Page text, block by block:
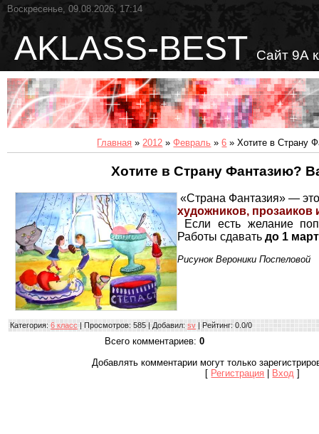
Воскресенье, 09.08.2026, 17:14
AKLASS-BEST Сайт 9А
Главная » 2012 » Февраль » 6 » Хотите в Страну
Хотите в Страну Фантазию?
«Страна Фантазия» —
художников, прозаиков
Если есть желание
Работы сдавать до 1
Рисунок Вероники Поспеловой
Категория: 6 класс | Просмотров: 585 | Добавил: sv | Рейтинг: 0.0/0
Всего комментариев: 0
Добавлять комментарии могут только
[ Регистрация Вход ]